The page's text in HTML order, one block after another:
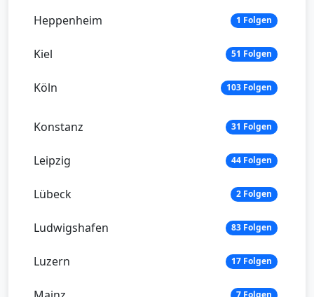
Heppenheim 1 Folgen
Kiel 51 Folgen
Köln 103 Folgen
Konstanz 31 Folgen
Leipzig 44 Folgen
Lübeck 2 Folgen
Ludwigshafen 83 Folgen
Luzern 17 Folgen